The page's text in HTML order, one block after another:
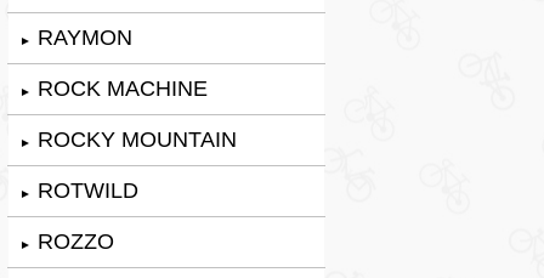
► RAYMON
► ROCK MACHINE
► ROCKY MOUNTAIN
► ROTWILD
► ROZZO